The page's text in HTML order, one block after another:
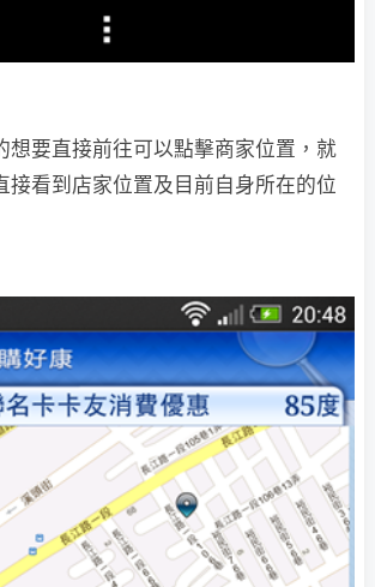
想要直接前往可以點擊商家位置，就
接看到店家位置及目前自身所在的位